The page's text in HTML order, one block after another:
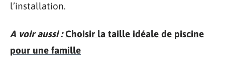
l’installation.
A voir aussi : Choisir la taille idéale de piscine
pour une famille